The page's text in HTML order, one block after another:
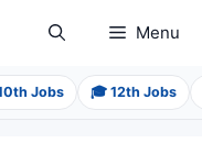
Menu
Jobs 🎓 12th Jobs